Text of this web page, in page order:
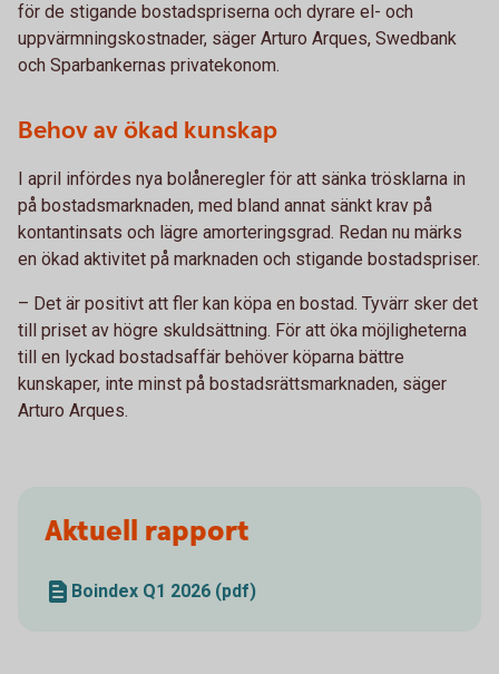
för de stigande bostadspriserna och dyrare el- och
uppvärmningskostnader, säger Arturo Arques, Swedbank
och Sparbankernas privatekonom.
Behov av ökad kunskap
I april infördes nya bolåneregler för att sänka trösklarna in
på bostadsmarknaden, med bland annat sänkt krav på
kontantinsats och lägre amorteringsgrad. Redan nu märks
en ökad aktivitet på marknaden och stigande bostadspriser.
– Det är positivt att fler kan köpa en bostad. Tyvärr sker det
till priset av högre skuldsättning. För att öka möjligheterna
till en lyckad bostadsaffär behöver köparna bättre
kunskaper, inte minst på bostadsrättsmarknaden, säger
Arturo Arques.
Aktuell rapport
Boindex Q1 2026 (pdf)